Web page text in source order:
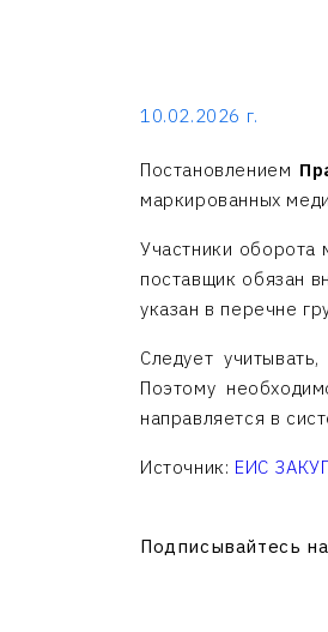
10.02.2026 г.
Постановлением
маркированных
Участники оборота
поставщик обязан
указан в перечне
Следует
Поэтому
направляется в
Источник: ЕИС
Подписывайтесь